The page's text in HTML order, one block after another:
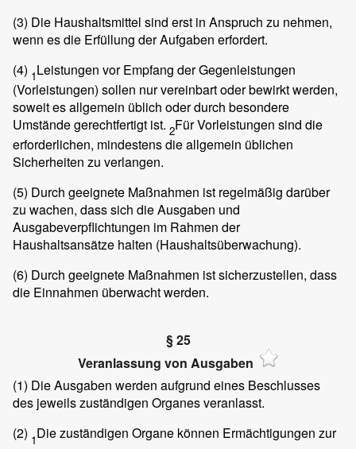
(3) Die Haushaltsmittel sind erst in Anspruch zu nehmen,
wenn es die Erfüllung der Aufgaben erfordert.
(4) 1Leistungen vor Empfang der Gegenleistungen
(Vorleistungen) sollen nur vereinbart oder bewirkt werden,
soweit es allgemein üblich oder durch besondere
Umstände gerechtfertigt ist. 2Für Vorleistungen sind die
erforderlichen, mindestens die allgemein üblichen
Sicherheiten zu verlangen.
(5) Durch geeignete Maßnahmen ist regelmäßig darüber
zu wachen, dass sich die Ausgaben und
Ausgabeverpflichtungen im Rahmen der
Haushaltsansätze halten (Haushaltsüberwachung).
(6) Durch geeignete Maßnahmen ist sicherzustellen, dass
die Einnahmen überwacht werden.
§ 25
Veranlassung von Ausgaben
(1) Die Ausgaben werden aufgrund eines Beschlusses
des jeweils zuständigen Organes veranlasst.
(2) 1Die zuständigen Organe können Ermächtigungen zur